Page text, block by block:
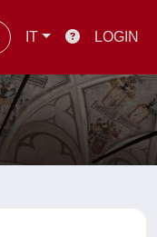
IT LOGIN